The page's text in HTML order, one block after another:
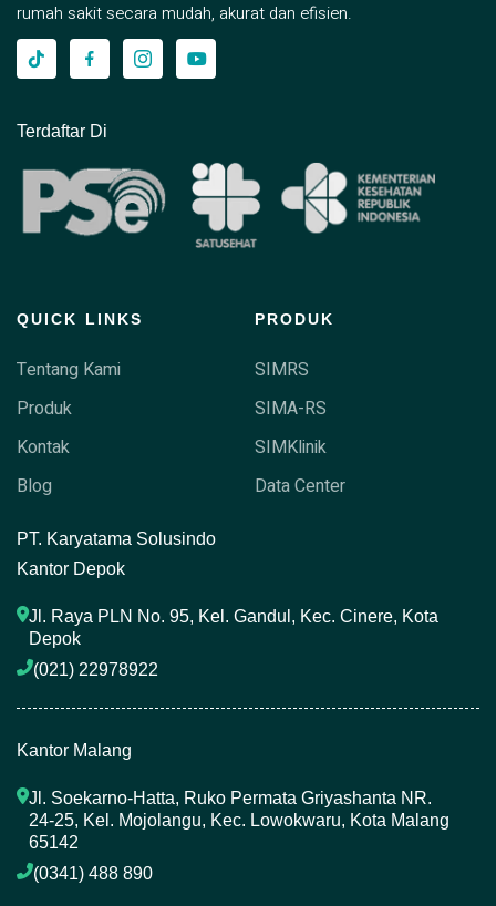
rumah sakit secara mudah, akurat dan efisien.
Terdaftar Di
QUICK LINKS
Tentang Kami
Produk
Kontak
Blog
PRODUK
SIMRS
SIMA-RS
SIMKlinik
Data Center
PT. Karyatama Solusindo
Kantor Depok
Jl. Raya PLN No. 95, Kel. Gandul, Kec. Cinere, Kota
Depok
(021) 22978922
Kantor Malang
Jl. Soekarno-Hatta, Ruko Permata Griyashanta NR.
24-25, Kel. Mojolangu, Kec. Lowokwaru, Kota Malang
65142
(0341) 488 890